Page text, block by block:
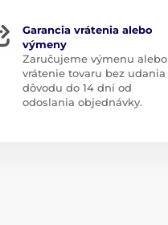
Garancia vrátenia alebo
výmeny
Zaručujeme výmenu alebo
vrátenie tovaru bez udania
dôvodu do 14 dní od
odoslania objednávky.